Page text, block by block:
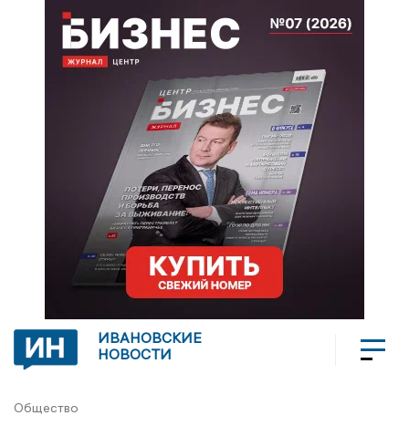
ИВАНОВСКИЕ
НОВОСТИ
Общество